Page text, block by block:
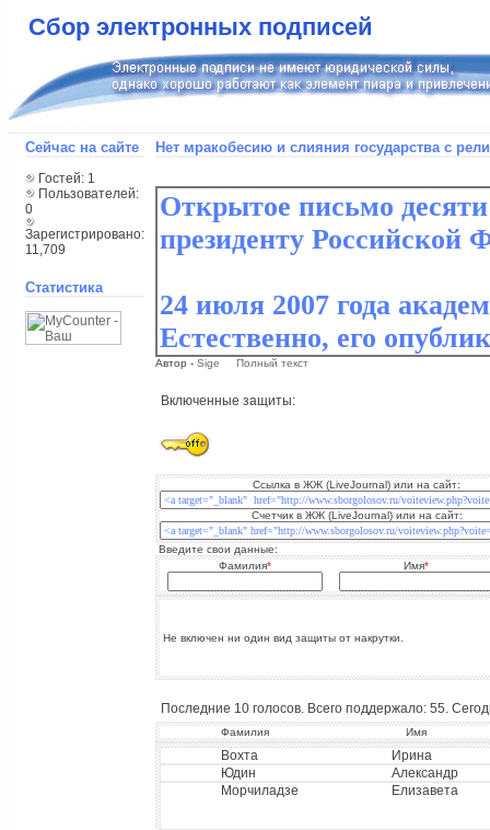
Сбор электронных подписей
Сейчас на сайте
Гостей: 1
Пользователей:
0
Зарегистрировано:
11,709
Статистика
Нет мракобесию и слияния государства с
Автор - Sige Полный текст
Включенные защиты:
Ссылка в ЖЖ (LiveJournal) или на сайт:
Счетчик в ЖЖ (LiveJournal) или на сайт:
Введите свои данные:
Фамилия* Имя*
Не включен ни один вид защиты от накрутки.
Последние 10 голосов. Всего поддержало: 55.
Фамилия Имя
Вохта
Ирина
Юдин
Александр
Морчиладзе
Елизавета